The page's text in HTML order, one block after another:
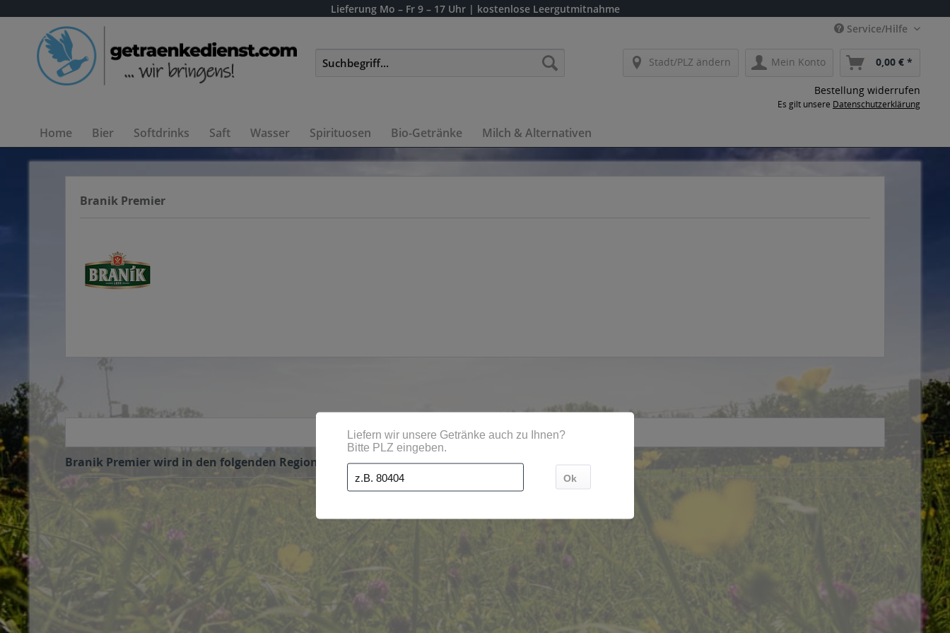
Lieferung Mo – Fr 9 – 17 Uhr | kostenlose Leergutmitnahme
Service/Hilfe
Stadt/PLZ ändern Mein Konto 0,00 € *
Bestellung widerrufen
Es gilt unsere Datenschutzerklärung
Home Bier Softdrinks Saft Wasser Spirituosen Bio-Getränke Milch & Alternativen
Branik Premier
Branik Premier wird in den folgenden Regionen, Städten, Orten und Postleitzahl-Gebieten geliefert